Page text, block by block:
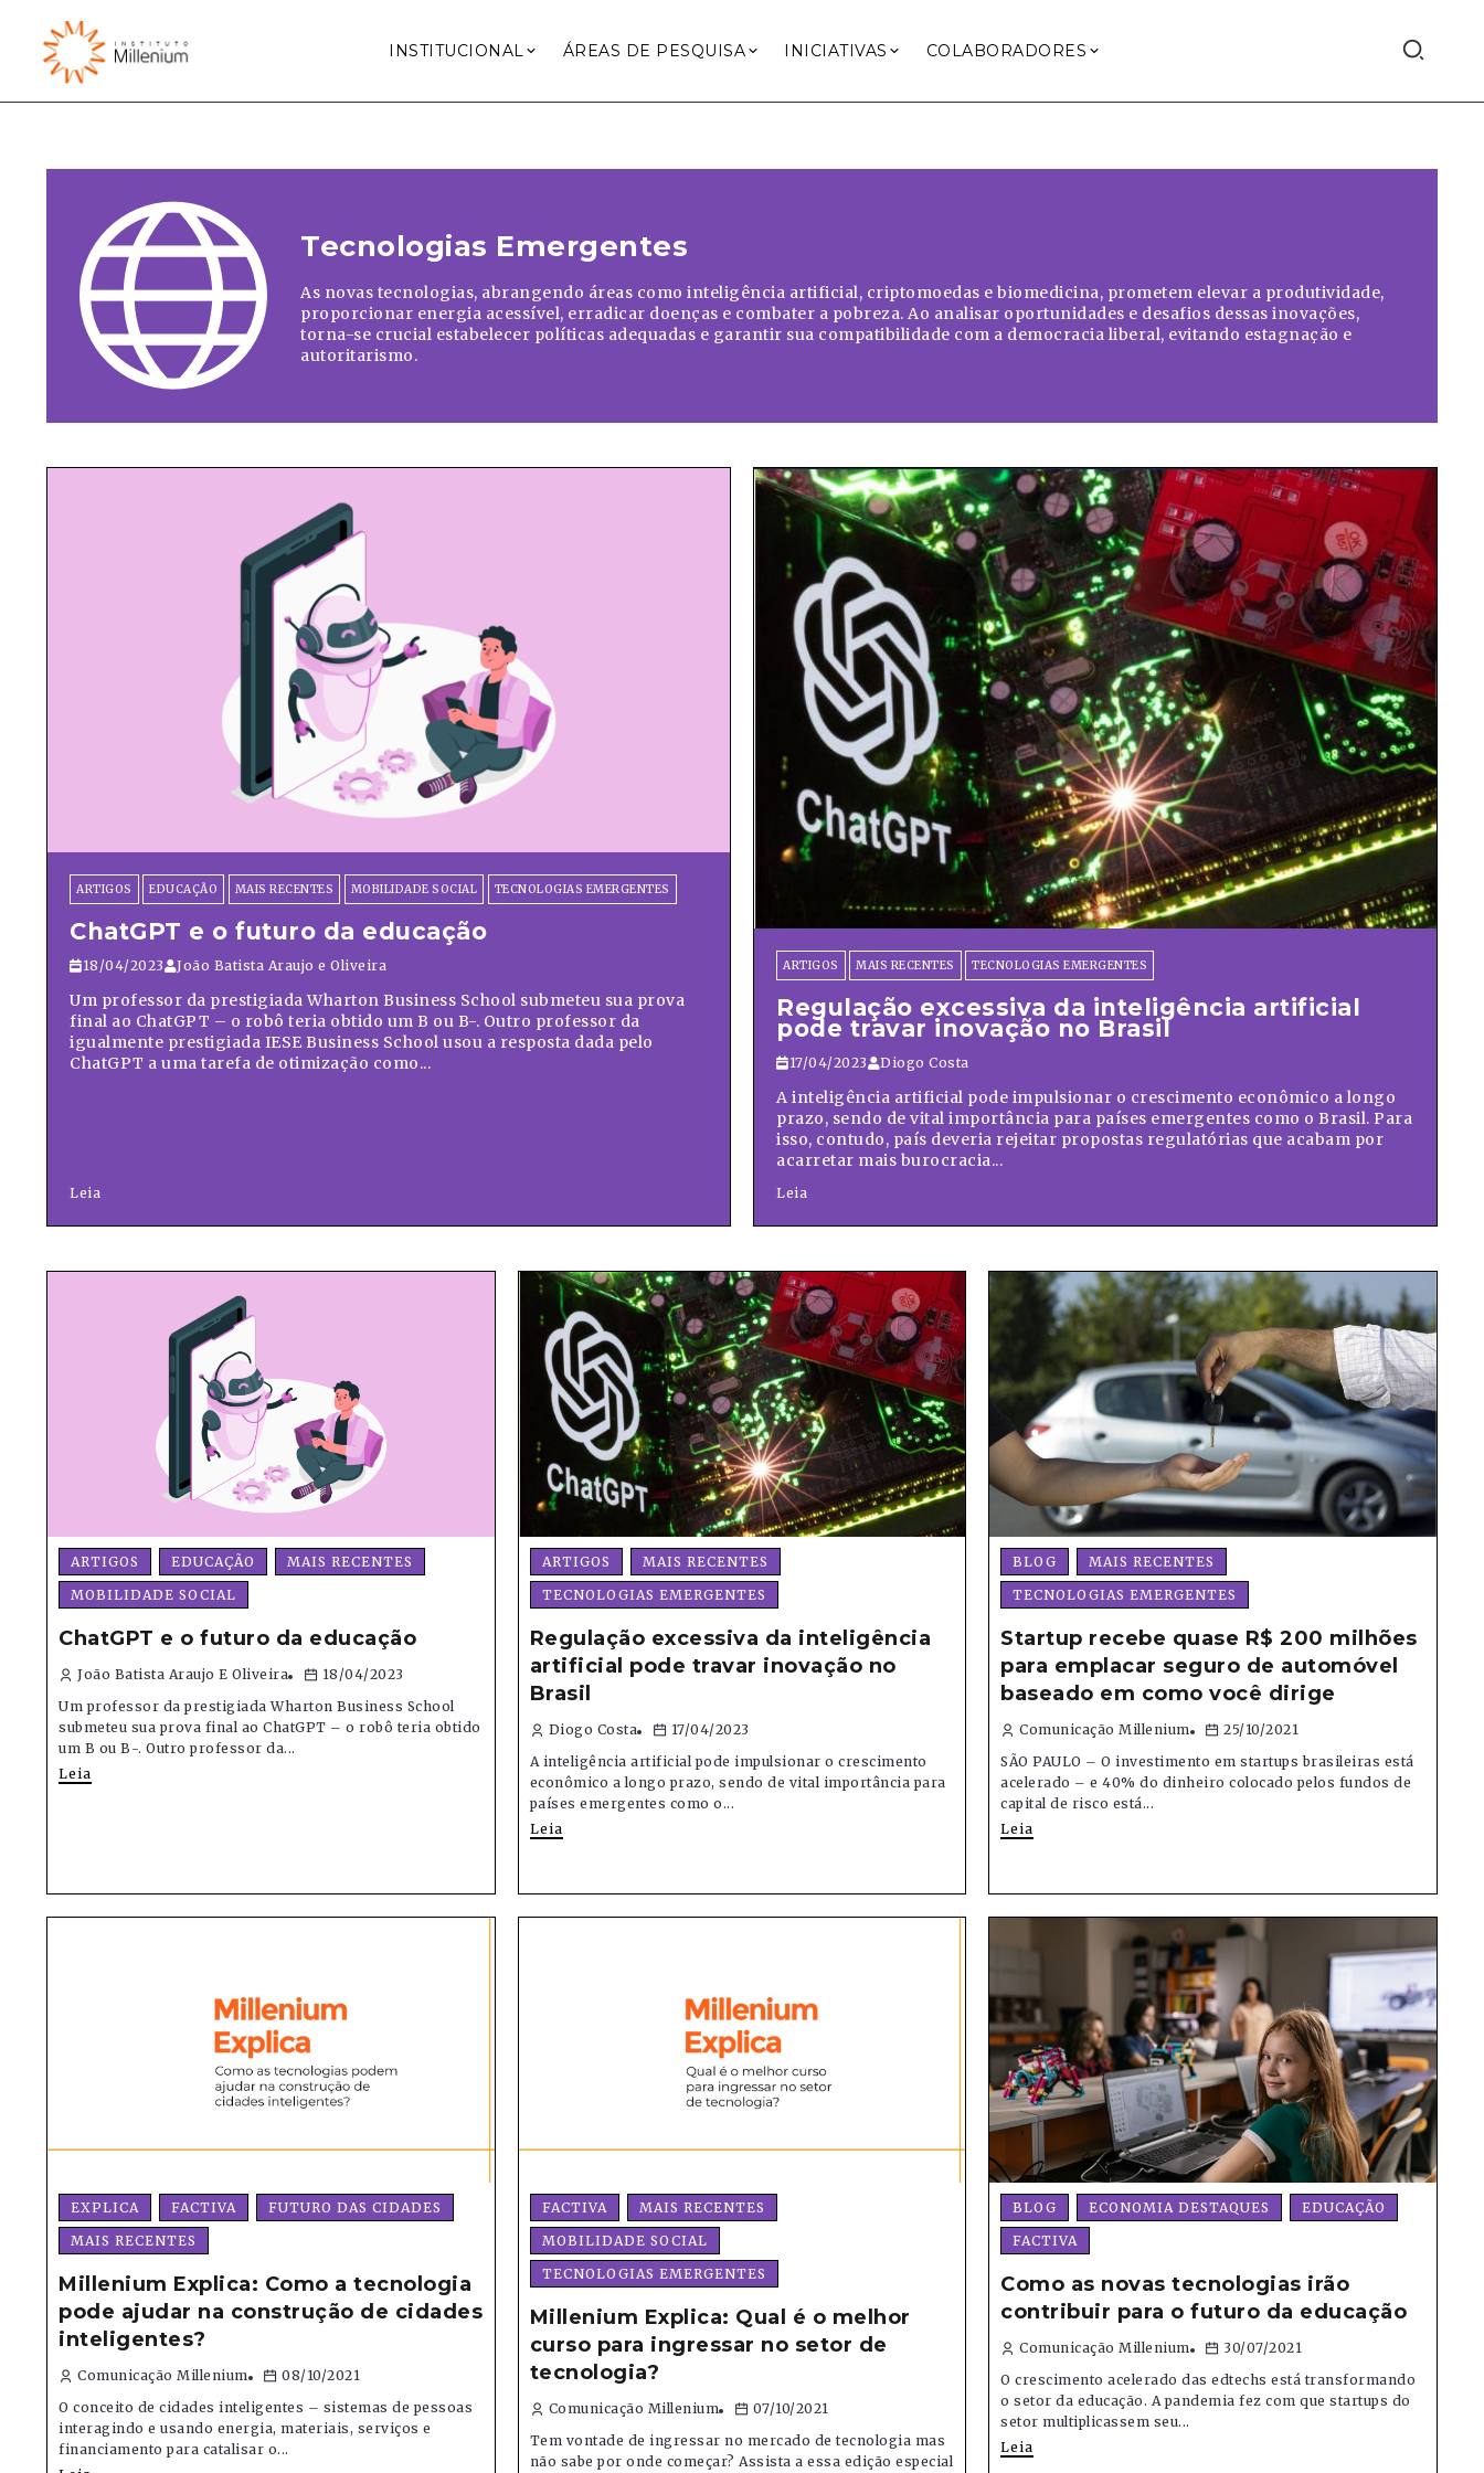
INSTITUCIONAL ÁREAS DE PESQUISA INICIATIVAS COLABORADORES
Tecnologias Emergentes
As novas tecnologias, abrangendo áreas como inteligência artificial, criptomoedas e biomedicina, prometem elevar a produtividade,
proporcionar energia acessível, erradicar doenças e combater a pobreza. Ao analisar oportunidades e desafios dessas inovações,
torna-se crucial estabelecer políticas adequadas e garantir sua compatibilidade com a democracia liberal, evitando estagnação e
autoritarismo.
ARTIGOS EDUCAÇÃO MAIS RECENTES MOBILIDADE SOCIAL TECNOLOGIAS EMERGENTES
ChatGPT e o futuro da educação
18/04/2023 João Batista Araujo e Oliveira
Um professor da prestigiada Wharton Business School submeteu sua prova
final ao ChatGPT – o robô teria obtido um B ou B-. Outro professor da
igualmente prestigiada IESE Business School usou a resposta dada pelo
ChatGPT a uma tarefa de otimização como...
Leia
ARTIGOS MAIS RECENTES TECNOLOGIAS EMERGENTES
Regulação excessiva da inteligência artificial
pode travar inovação no Brasil
17/04/2023 Diogo Costa
A inteligência artificial pode impulsionar o crescimento econômico a longo
prazo, sendo de vital importância para países emergentes como o Brasil. Para
isso, contudo, país deveria rejeitar propostas regulatórias que acabam por
acarretar mais burocracia...
Leia
ARTIGOS EDUCAÇÃO
MAIS RECENTES
MOBILIDADE SOCIAL
ChatGPT e o futuro da educação
João Batista Araujo E Oliveira
18/04/2023
Um professor da prestigiada Wharton Business School
submeteu sua prova final ao ChatGPT – o robô teria obtido
um B ou B-. Outro professor da...
Leia
ARTIGOS
MAIS RECENTES
TECNOLOGIAS EMERGENTES
Regulação excessiva da inteligência
artificial pode travar inovação no
Brasil
Diogo Costa
17/04/2023
A inteligência artificial pode impulsionar o crescimento
econômico a longo prazo, sendo de vital importância para
países emergentes como o...
Leia
BLOG
MAIS RECENTES
TECNOLOGIAS EMERGENTES
Startup recebe quase R$ 200 milhões
para emplacar seguro de automóvel
baseado em como você dirige
Comunicação Millenium
25/10/2021
SÃO PAULO – O investimento em startups brasileiras está
acelerado – e 40% do dinheiro colocado pelos fundos de
capital de risco está...
Leia
EXPLICA FACTIVA
FUTURO DAS CIDADES
MAIS RECENTES
Millenium Explica: Como a tecnologia
pode ajudar na construção de cidades
inteligentes?
Comunicação Millenium
08/10/2021
O conceito de cidades inteligentes – sistemas de pessoas
interagindo e usando energia, materiais, serviços e
financiamento para catalisar o...
FACTIVA
MAIS RECENTES
MOBILIDADE SOCIAL
TECNOLOGIAS EMERGENTES
Millenium Explica: Qual é o melhor
curso para ingressar no setor de
tecnologia?
Comunicação Millenium
07/10/2021
Tem vontade de ingressar no mercado de tecnologia mas
não sabe por onde começar? Assista a essa edição especial
BLOG ECONOMIA DESTAQUES
EDUCAÇÃO
FACTIVA
Como as novas tecnologias irão
contribuir para o futuro da educação
Comunicação Millenium
30/07/2021
O crescimento acelerado das edtechs está transformando
o setor da educação. A pandemia fez com que startups do
setor multiplicassem seu...
Leia